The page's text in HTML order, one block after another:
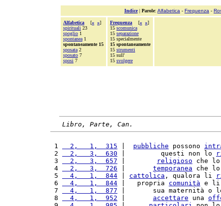
Indice| Parole: Alfabetica - Frequenza -
Alfabetica [« »]
spirituali 23
spoglio 1
spontanea 1
spontaneamente 15
sposata 2
sposato 7
sposi 7
Frequenza [« »]
15 scomunica
15 separazione
15 specialmente
15 spontaneamente
15 strumenti
15 sull'
15 svolgere
Libro, Parte, Can.
1
  2,   1,  315
pubbliche possono
2
  2,   3,  630
|         questi non lo
3
  2,   3,  657
religioso che
4
  2,   3,  726
temporanea che
5
  4,   1,  844
cattolica , qualora li
6
  4,   1,  844
|   propria comunità e
7
  4,   1,  877
|       sua maternità o
8
  4,   1,  952
accettare una